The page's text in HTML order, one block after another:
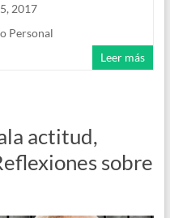
2017
Personal
Leer más
actitud,
sobre